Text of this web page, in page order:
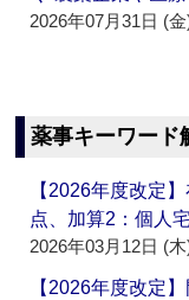
2026年07月31日 (金
薬事キーワード
【2026年度改定
点、加算2：個人
2026年03月12日 (木
【2026年度改定